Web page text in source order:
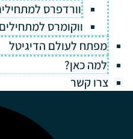
וורדפרס למתחילים
ווקומרס למתחילים
מפתח לעולם הדיגיטל
למה כאן?
צרו קשר